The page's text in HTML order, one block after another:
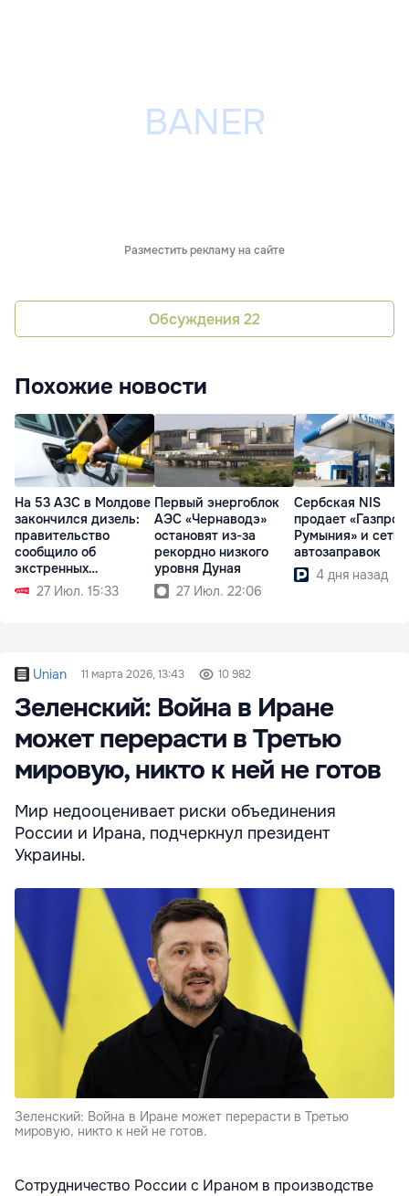
Разместить рекламу на сайте
Обсуждения 22
Похожие новости
На 53 АЗС в Молдове
закончился дизель:
правительство
сообщило об
экстренных
поставках
27 Июл. 15:33
Первый энергоблок
АЭС «Чернаводэ»
остановят из-за
рекордно низкого
уровня Дуная
27 Июл. 22:06
Сербская NIS
продает «Газпром
Румыния» и сеть
автозаправок
4 дня назад
Unian 11 марта 2026, 13:43 10 982
Зеленский: Война в Иране
может перерасти в Третью
мировую, никто к ней не готов
Мир недооценивает риски объединения
России и Ирана, подчеркнул президент
Украины.
Зеленский: Война в Иране может перерасти в Третью
мировую, никто к ней не готов.
Сотрудничество России с Ираном в производстве